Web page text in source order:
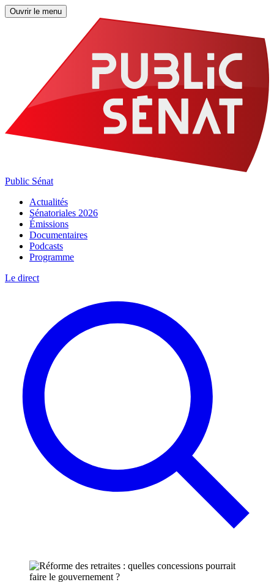
Ouvrir le menu
Public Sénat
Actualités
Sénatoriales 2026
Émissions
Documentaires
Podcasts
Programme
Le direct